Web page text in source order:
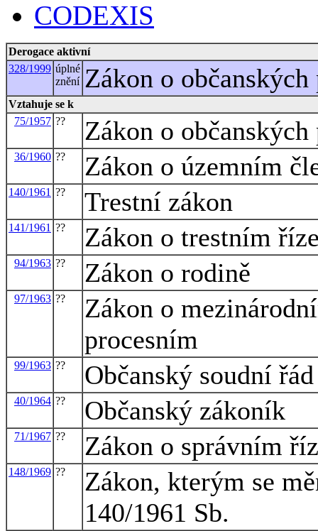
CODEXIS
Derogace aktivní
328/1999 úplné
znění Zákon o občanských
Vztahuje se k
75/1957 ?? Zákon o občanských
36/1960 ?? Zákon o územním
140/1961 ?? Trestní zákon
141/1961 ?? Zákon o trestním
94/1963 ?? Zákon o rodině
97/1963 ??
Zákon o
procesním
99/1963 ?? Občanský soudní řád
40/1964 ?? Občanský zákoník
71/1967 ?? Zákon o správním
148/1969 ??
Zákon, kterým se
140/1961 Sb.